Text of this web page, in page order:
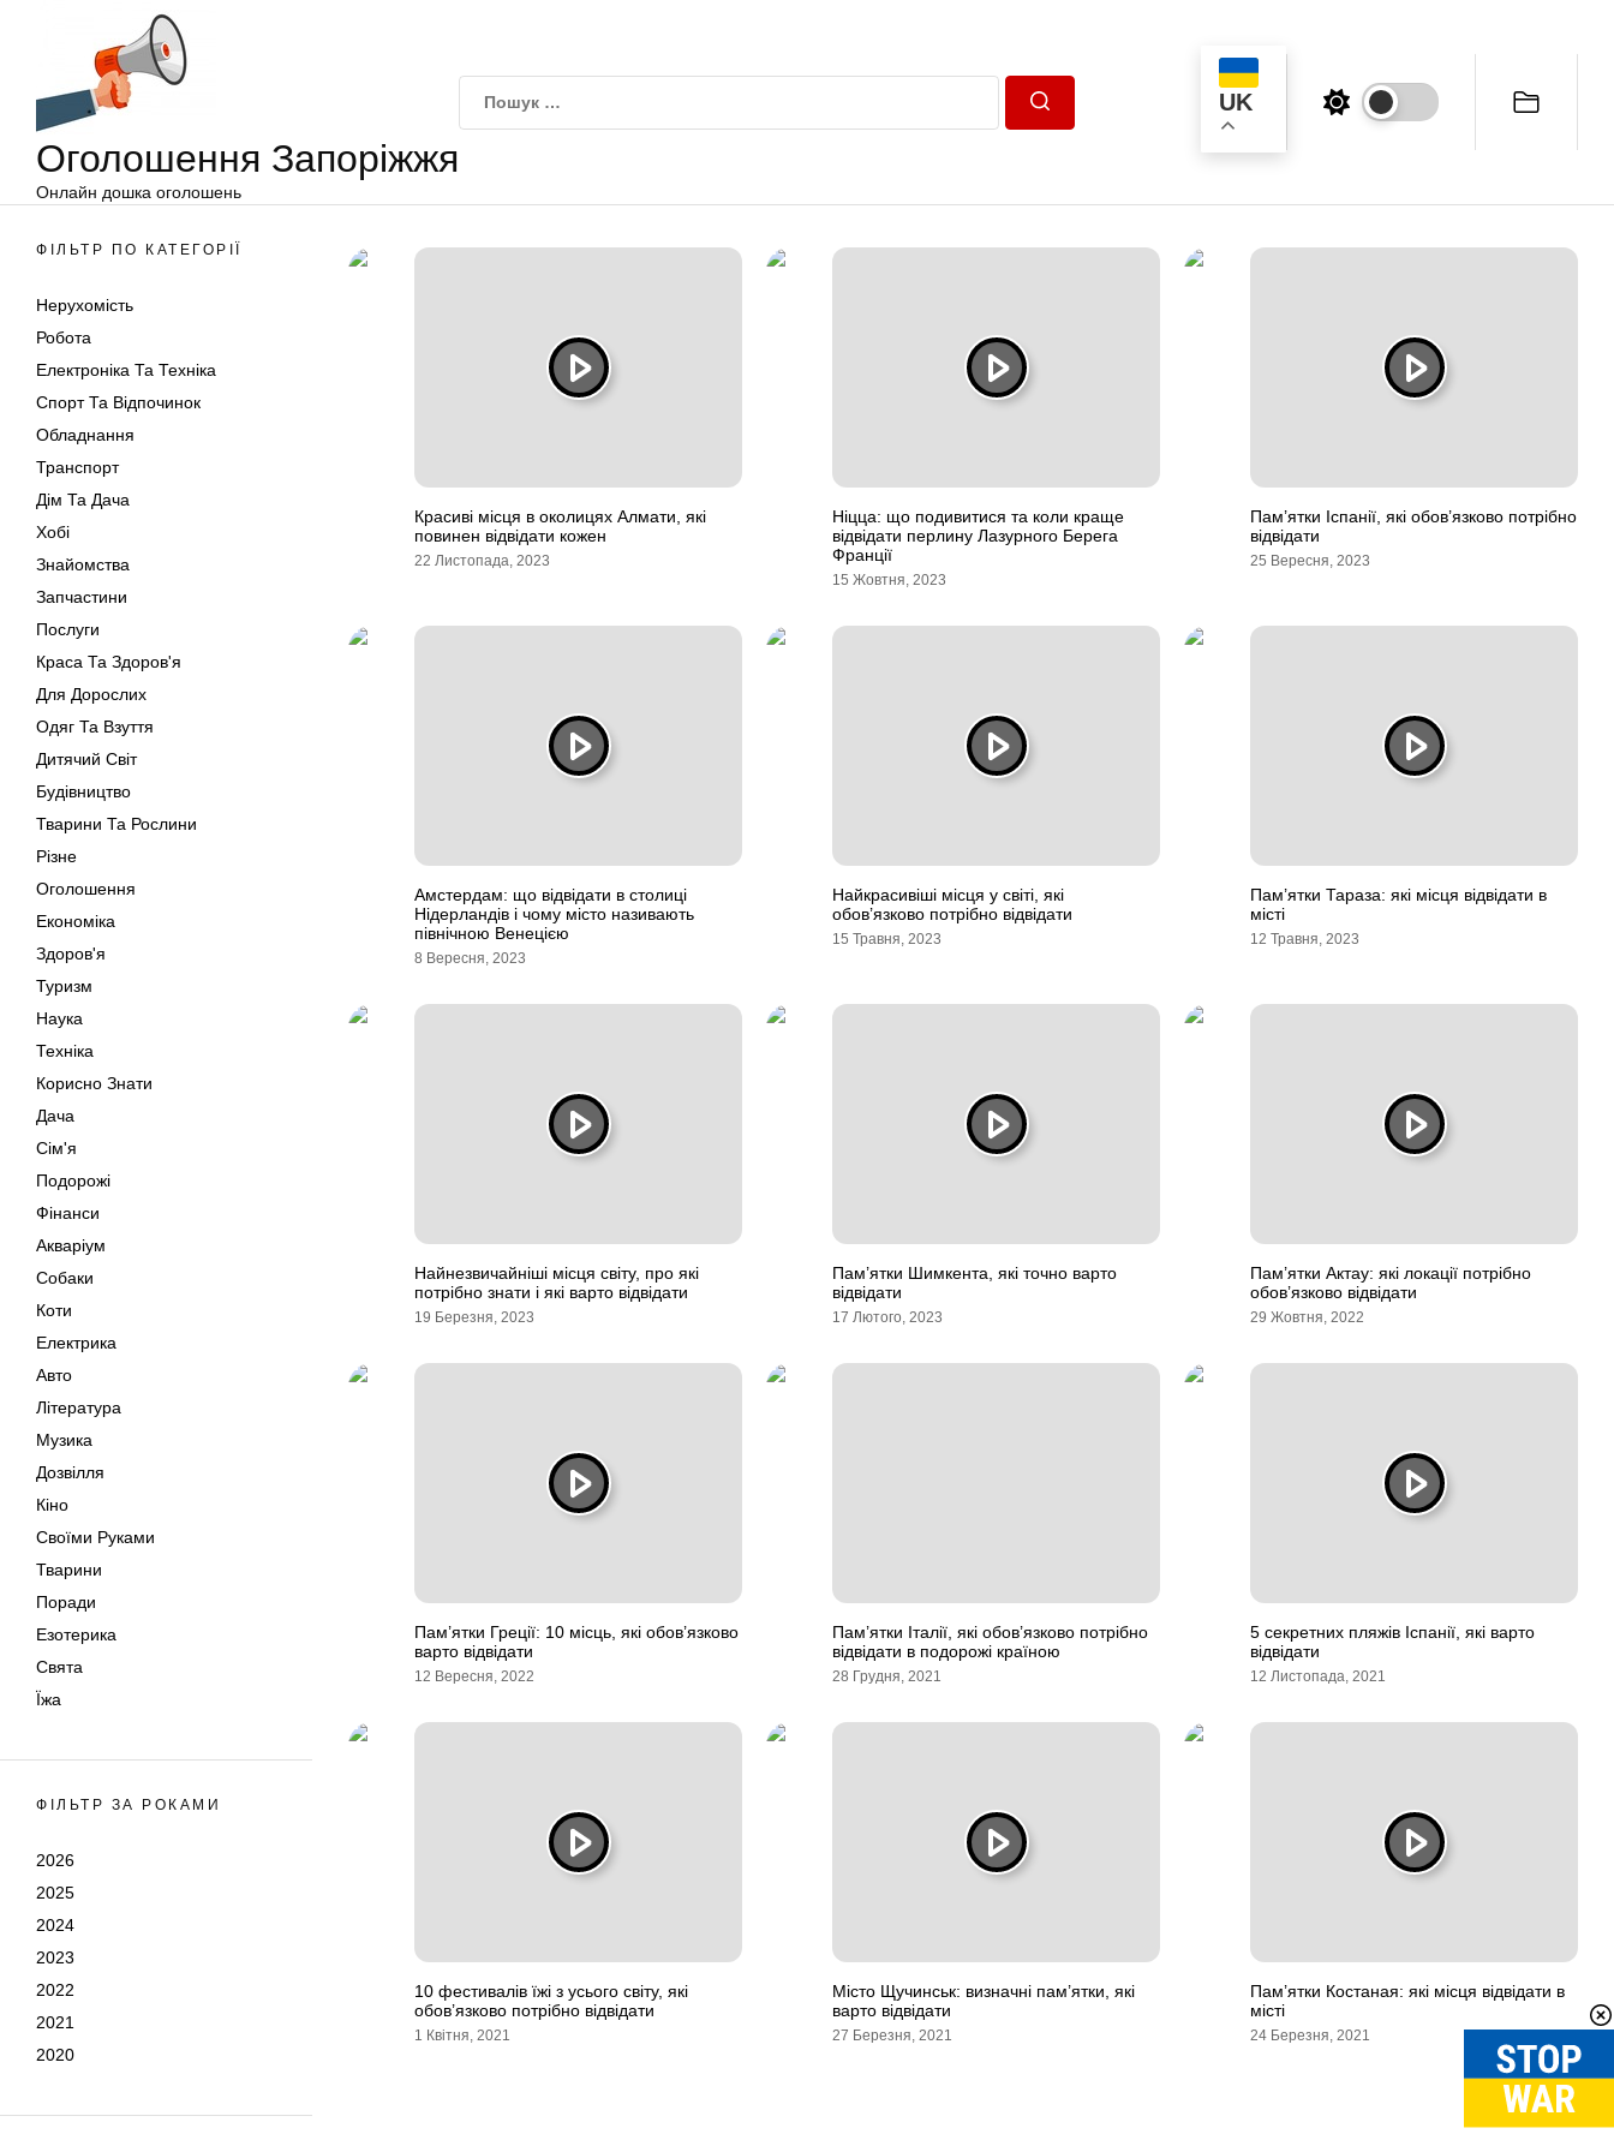
Оголошення Запоріжжя
Онлайн дошка оголошень
UK
ФІЛЬТР ПО КАТЕГОРІЇ
Нерухомість
Робота
Електроніка Та Техніка
Спорт Та Відпочинок
Обладнання
Транспорт
Дім Та Дача
Хобі
Знайомства
Запчастини
Послуги
Краса Та Здоров'я
Для Дорослих
Одяг Та Взуття
Дитячий Світ
Будівництво
Тварини Та Рослини
Різне
Оголошення
Економіка
Здоров'я
Туризм
Наука
Техніка
Корисно Знати
Дача
Сім'я
Подорожі
Фінанси
Акваріум
Собаки
Коти
Електрика
Авто
Література
Музика
Дозвілля
Кіно
Своїми Руками
Тварини
Поради
Езотерика
Свята
Їжа
ФІЛЬТР ЗА РОКАМИ
2026
2025
2024
2023
2022
2021
2020
Красиві місця в околицях Алмати, які
повинен відвідати кожен
22 Листопада, 2023
Ніцца: що подивитися та коли краще
відвідати перлину Лазурного Берега
Франції
15 Жовтня, 2023
Пам’ятки Іспанії, які обов’язково потрібно
відвідати
25 Вересня, 2023
Амстердам: що відвідати в столиці
Нідерландів і чому місто називають
північною Венецією
8 Вересня, 2023
Найкрасивіші місця у світі, які
обов’язково потрібно відвідати
15 Травня, 2023
Пам’ятки Тараза: які місця відвідати в
місті
12 Травня, 2023
Найнезвичайніші місця світу, про які
потрібно знати і які варто відвідати
19 Березня, 2023
Пам’ятки Шимкента, які точно варто
відвідати
17 Лютого, 2023
Пам’ятки Актау: які локації потрібно
обов’язково відвідати
29 Жовтня, 2022
Пам’ятки Греції: 10 місць, які обов’язково
варто відвідати
12 Вересня, 2022
Пам’ятки Італії, які обов’язково потрібно
відвідати в подорожі країною
28 Грудня, 2021
5 секретних пляжів Іспанії, які варто
відвідати
12 Листопада, 2021
10 фестивалів їжі з усього світу, які
обов’язково потрібно відвідати
1 Квітня, 2021
Місто Щучинськ: визначні пам’ятки, які
варто відвідати
27 Березня, 2021
Пам’ятки Костаная: які місця відвідати в
місті
24 Березня, 2021